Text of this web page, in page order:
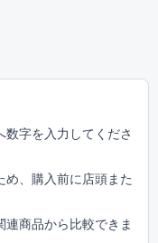
字を入力してくださ
、購入前に店頭また
商品から比較できま